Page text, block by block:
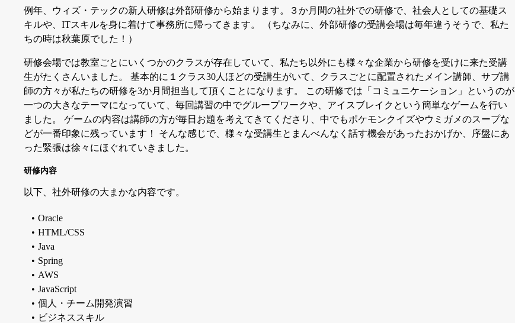
例年、ウィズ・テックの新人研修は外部研修から始まります。３か月間の社外での研修で、社会人としての基礎ス
キルや、ITスキルを身に着けて事務所に帰ってきます。 （ちなみに、外部研修の受講会場は毎年違うそうで、私た
ちの時は秋葉原でした！）
研修会場では教室ごとにいくつかのクラスが存在していて、私たち以外にも様々な企業から研修を受けに来た受講
生がたくさんいました。 基本的に１クラス30人ほどの受講生がいて、クラスごとに配置されたメイン講師、サブ講
師の方々が私たちの研修を3か月間担当して頂くことになります。 この研修では「コミュニケーション」というのが
一つの大きなテーマになっていて、毎回講習の中でグループワークや、アイスブレイクという簡単なゲームを行い
ました。 ゲームの内容は講師の方が毎日お題を考えてきてくださり、中でもポケモンクイズやウミガメのスープな
どが一番印象に残っています！ そんな感じで、様々な受講生とまんべんなく話す機会があったおかげか、序盤にあ
った緊張は徐々にほぐれていきました。
研修内容
以下、社外研修の大まかな内容です。
Oracle
HTML/CSS
Java
Spring
AWS
JavaScript
個人・チーム開発演習
ビジネススキル